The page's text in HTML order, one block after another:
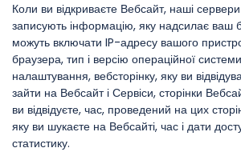
Коли ви відкриваєте Вебсайт, наші
записують інформацію, яку надсилає ваш
можуть включати IP-адресу вашого
браузера, тип і версію операційної
налаштування, вебсторінку, яку ви
зайти на Вебсайт і Сервіси, сторінки
ви відвідуєте, час, проведений на цих
яку ви шукаєте на Вебсайті, час і дати
статистику.